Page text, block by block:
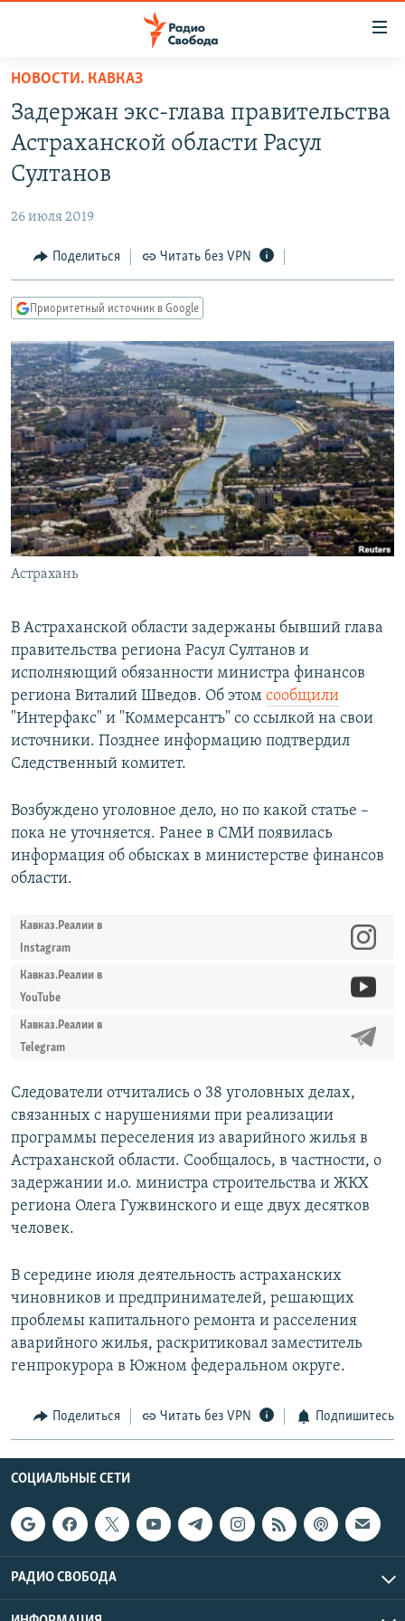
упрощенного
доступа
Вернуться
основному
Вернутся
Вернутся
поиску
ПОДКАСТЫ
АВТОРСКИЕ ПРОЕКТЫ
МНЕНИЯ
КУЛЬТУРА
КАВКАЗ.РЕАЛИИ
СЕВЕР.РЕАЛИИ
СИБИРЬ.РЕАЛИИ
РАСПИСАНИЕ ВЕЩАНИЯ
ПОДПИШИТЕСЬ НА РАССЫЛКУ
СОЦИАЛЬНЫЕ СЕТИ
Все сайты РСЕ/РС
НОВОСТИ. КАВКАЗ
Задержан экс-глава правительства
Астраханской области Расул
Султанов
26 июля 2019
Поделиться Читать без VPN
Приоритетный источник в Google
Астрахань
В Астраханской области задержаны бывший глава
правительства региона Расул Султанов и
исполняющий обязанности министра финансов
региона Виталий Шведов. Об этом сообщили
"Интерфакс" и "Коммерсантъ" со ссылкой на свои
источники. Позднее информацию подтвердил
Следственный комитет.
Возбуждено уголовное дело, но по какой статье –
пока не уточняется. Ранее в СМИ появилась
информация об обысках в министерстве финансов
области.
Кавказ.Реалии в
Instagram
Кавказ.Реалии в
YouTube
Кавказ.Реалии в
Telegram
Следователи отчитались о 38 уголовных делах,
связанных с нарушениями при реализации
программы переселения из аварийного жилья в
Астраханской области. Сообщалось, в частности, о
задержании и.о. министра строительства и ЖКХ
региона Олега Гужвинского и еще двух десятков
человек.
В середине июля деятельность астраханских
чиновников и предпринимателей, решающих
проблемы капитального ремонта и расселения
аварийного жилья, раскритиковал заместитель
генпрокурора в Южном федеральном округе.
Поделиться Читать без VPN Подпишитесь
СОЦИАЛЬНЫЕ СЕТИ
РАДИО СВОБОДА